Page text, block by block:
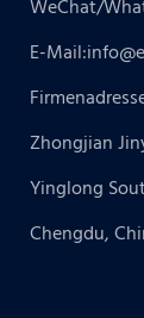
WeChat/
E-Mail:
Zhongjian
Yinglong
Chengdu,